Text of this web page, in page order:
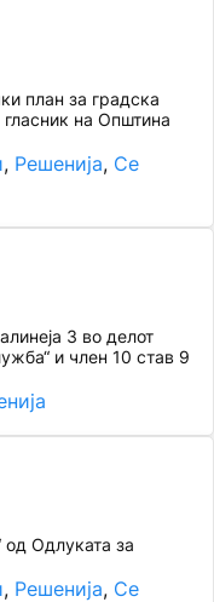
план за градска
на Општина
, Решенија, Се
3 во делот
и член 10 став 9
од Одлуката за
, Решенија, Се